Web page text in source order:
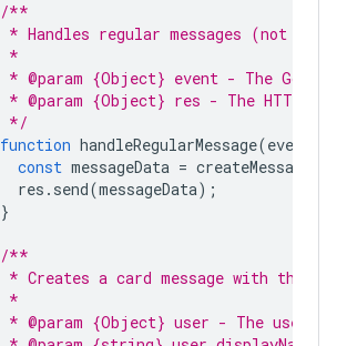
/**
* Handles regular messages (not
*
* @param {Object} event - The
* @param {Object} res - The HTTP
*/
function handleRegularMessage(event
const messageData = createMessage
res . send(messageData);
}
/**
* Creates a card message with the
*
* @param {Object} user - The user